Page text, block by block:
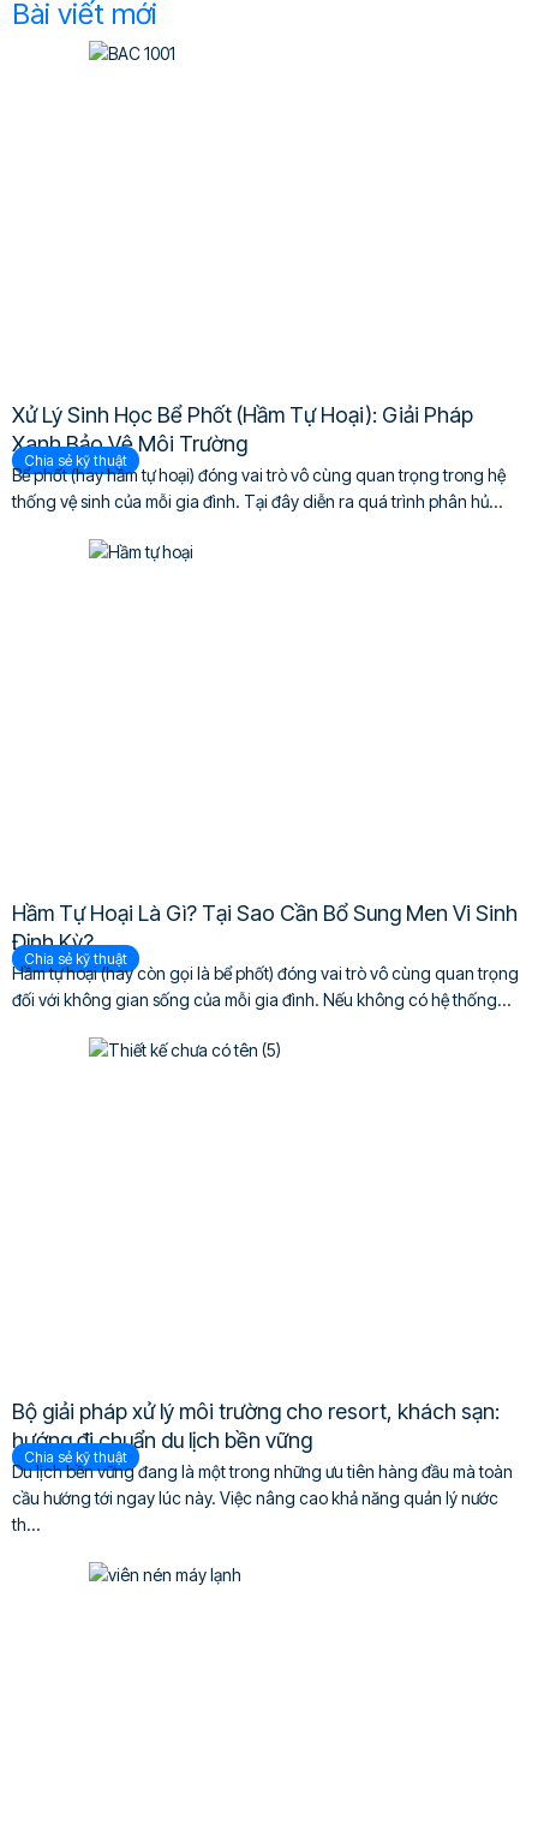
Bài viết mới
Xử Lý Sinh Học Bể Phốt (Hầm Tự Hoại): Giải Pháp
Xanh Bảo Vệ Môi Trường
Chia sẻ kỹ thuật
Bể phốt (hay hầm tự hoại) đóng vai trò vô cùng quan trọng trong hệ
thống vệ sinh của mỗi gia đình. Tại đây diễn ra quá trình phân hủ...
Hầm Tự Hoại Là Gì? Tại Sao Cần Bổ Sung Men Vi Sinh
Định Kỳ?
Chia sẻ kỹ thuật
Hầm tự hoại (hay còn gọi là bể phốt) đóng vai trò vô cùng quan trọng
đối với không gian sống của mỗi gia đình. Nếu không có hệ thống...
Bộ giải pháp xử lý môi trường cho resort, khách sạn:
hướng đi chuẩn du lịch bền vững
Chia sẻ kỹ thuật
Du lịch bền vững đang là một trong những ưu tiên hàng đầu mà toàn
cầu hướng tới ngay lúc này. Việc nâng cao khả năng quản lý nước
th...